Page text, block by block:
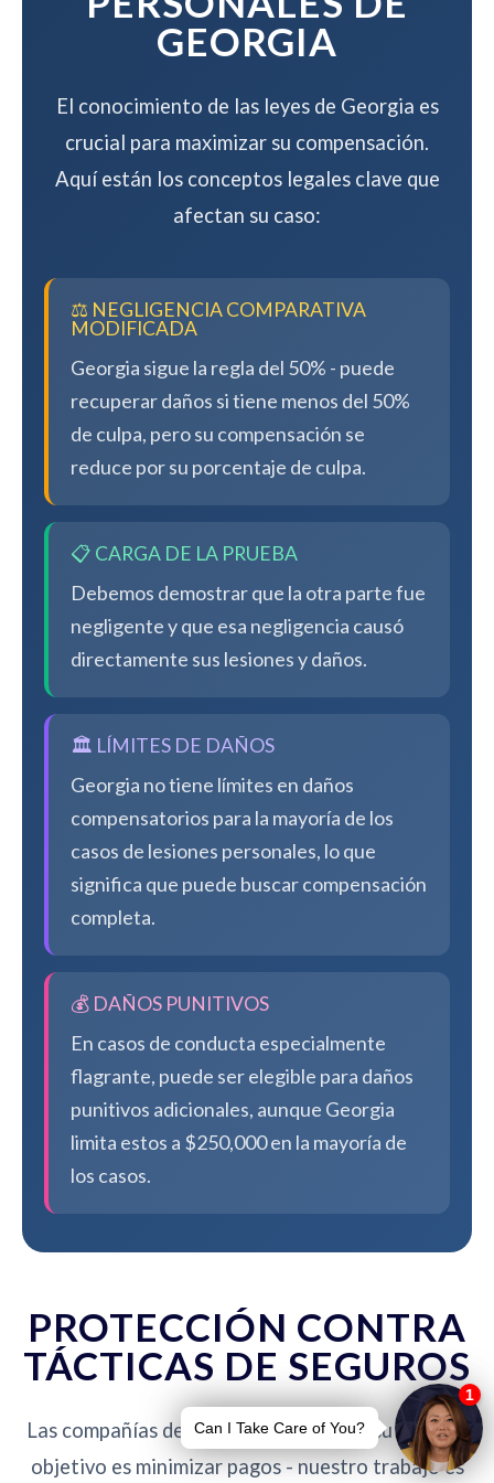
GEORGIA
El conocimiento de las leyes de Georgia es
crucial para maximizar su compensación.
Aquí están los conceptos legales clave que
afectan su caso:
⚖️ NEGLIGENCIA COMPARATIVA
MODIFICADA
Georgia sigue la regla del 50% - puede
recuperar daños si tiene menos del 50%
de culpa, pero su compensación se
reduce por su porcentaje de culpa.
📋 CARGA DE LA PRUEBA
Debemos demostrar que la otra parte fue
negligente y que esa negligencia causó
directamente sus lesiones y daños.
🏛️ LÍMITES DE DAÑOS
Georgia no tiene límites en daños
compensatorios para la mayoría de los
casos de lesiones personales, lo que
significa que puede buscar compensación
completa.
💰 DAÑOS PUNITIVOS
En casos de conducta especialmente
flagrante, puede ser elegible para daños
punitivos adicionales, aunque Georgia
limita estos a $250,000 en la mayoría de
los casos.
PROTECCIÓN CONTRA
TÁCTICAS DE SEGUROS
Las compañías de seguros no están de su lado. Su
objetivo es minimizar pagos - nuestro trabajo es